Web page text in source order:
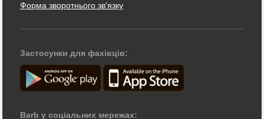
Форма зворотнього зв'язку
Застосунки для фахівців:
Barb у соціальних мережах: